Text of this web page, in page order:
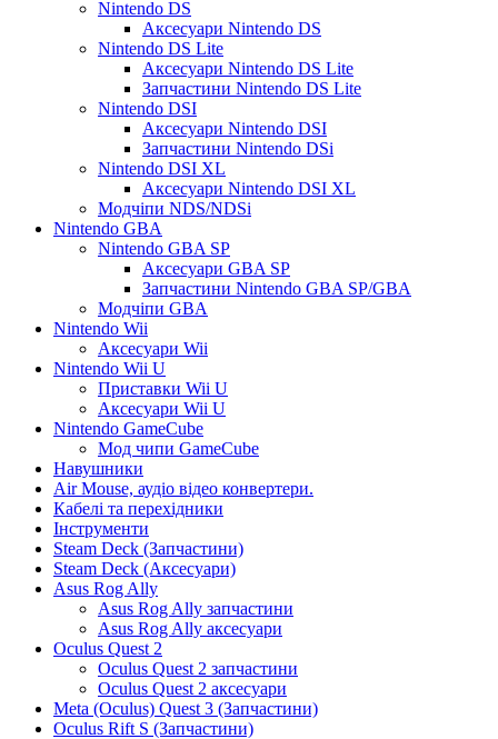
Nintendo DS
Аксесуари Nintendo DS
Nintendo DS Lite
Аксесуари Nintendo DS Lite
Запчастини Nintendo DS Lite
Nintendo DSI
Аксесуари Nintendo DSI
Запчастини Nintendo DSi
Nintendo DSI XL
Аксесуари Nintendo DSI XL
Модчіпи NDS/NDSi
Nintendo GBA
Nintendo GBA SP
Аксесуари GBA SP
Запчастини Nintendo GBA SP/GBA
Модчіпи GBA
Nintendo Wii
Аксесуари Wii
Nintendo Wii U
Приставки Wii U
Аксесуари Wii U
Nintendo GameCube
Мод чипи GameCube
Навушники
Air Mouse, аудіо відео конвертери.
Кабелі та перехідники
Інструменти
Steam Deck (Запчастини)
Steam Deck (Аксесуари)
Asus Rog Ally
Asus Rog Ally запчастини
Asus Rog Ally аксесуари
Oculus Quest 2
Oculus Quest 2 запчастини
Oculus Quest 2 аксесуари
Meta (Oculus) Quest 3 (Запчастини)
Oculus Rift S (Запчастини)